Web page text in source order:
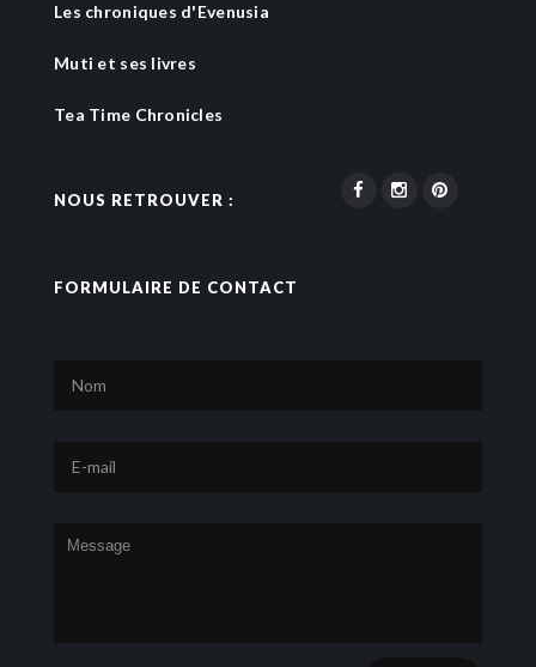
Les chroniques d'Evenusia
Muti et ses livres
Tea Time Chronicles
NOUS RETROUVER :
FORMULAIRE DE CONTACT